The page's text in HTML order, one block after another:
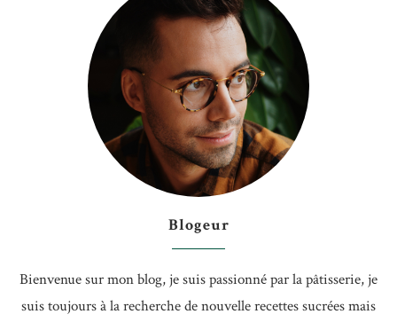
Blogeur
Bienvenue sur mon blog, je suis passionné par la pâtisserie, je
suis toujours à la recherche de nouvelle recettes sucrées mais